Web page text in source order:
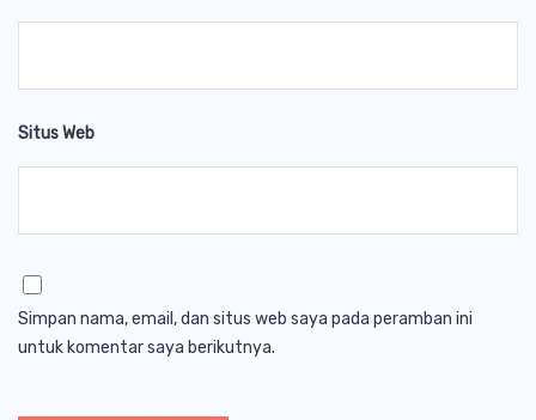
Situs Web
Simpan nama, email, dan situs web saya pada peramban ini
untuk komentar saya berikutnya.